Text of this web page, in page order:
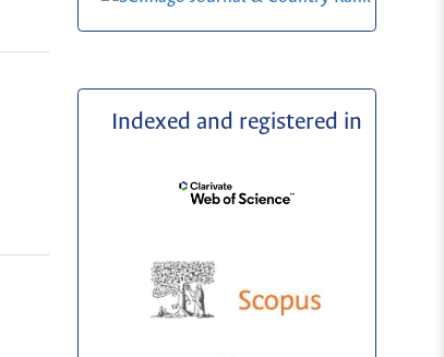
Indexed and registered in